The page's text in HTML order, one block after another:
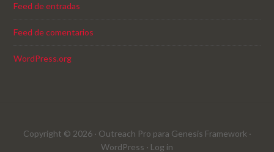
Feed de entradas
Feed de comentarios
WordPress.org
Copyright © 2026 · Outreach Pro para Genesis Framework ·
WordPress · Log in